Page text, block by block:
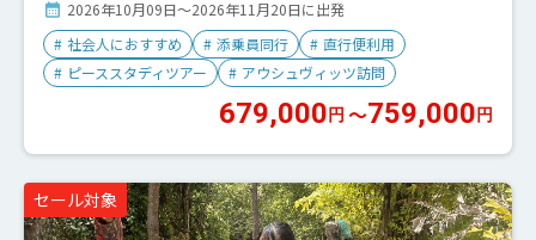
2026年10月09日～2026年11月20日に出発
# 社会人におすすめ # 添乗員同行 # 直行便利用
# ピーススタディツアー # アウシュヴィッツ訪問
679,000 円 〜759,000 円
セール対象